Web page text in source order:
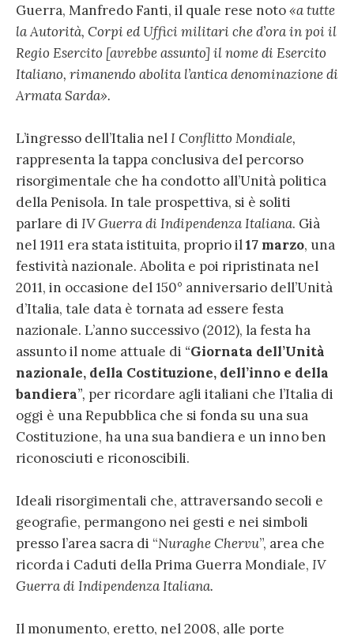
Guerra, Manfredo Fanti, il quale rese noto«a tutte
la Autorità, Corpi ed Uffici militari che d’ora in poi il
Regio Esercito [avrebbe assunto] il nome di Esercito
Italiano, rimanendo abolita l’antica denominazione di
Armata Sarda».
L’ingresso dell’Italia nelI Conflitto Mondiale,
rappresenta la tappa conclusiva del percorso
risorgimentale che ha condotto all’Unità politica
della Penisola. In tale prospettiva, si è soliti
parlare di IV Guerra di Indipendenza Italiana. Già
nel 1911 era stata istituita, proprio il17 marzo, una
festività nazionale. Abolita e poi ripristinata nel
2011, in occasione del 150° anniversario dell’Unità
d’Italia, tale data è tornata ad essere festa
nazionale. L’anno successivo (2012), la festa ha
assunto il nome attuale di “Giornata dell’Unità
nazionale, della Costituzione, dell’inno e della
bandiera”, per ricordare agli italiani che l’Italia di
oggi è una Repubblica che si fonda su una sua
Costituzione, ha una sua bandiera e un inno ben
riconosciuti e riconoscibili.
Ideali risorgimentali che, attraversando secoli e
geografie, permangono nei gesti e nei simboli
presso l’area sacra di “Nuraghe Chervu”, area che
ricorda i Caduti della Prima Guerra Mondiale, IV
Guerra di Indipendenza Italiana.
Il monumento, eretto, nel 2008, alle porte